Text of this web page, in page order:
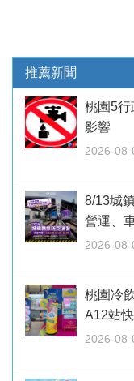
推薦新聞
桃園5
影響
2026-08-
8/13城
營運、
2026-
桃園冷
A12站
2026-08-